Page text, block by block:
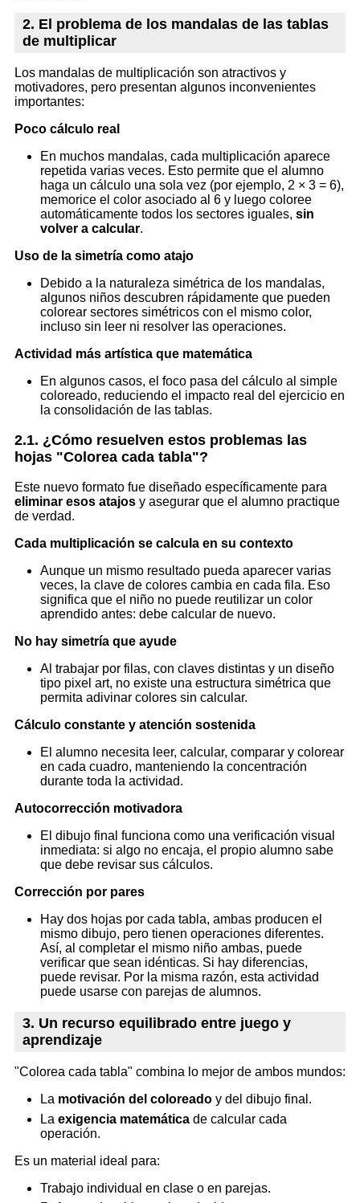
2. El problema de los mandalas de las tablas
de multiplicar
Los mandalas de multiplicación son atractivos y
motivadores, pero presentan algunos inconvenientes
importantes:
Poco cálculo real
En muchos mandalas, cada multiplicación aparece
repetida varias veces. Esto permite que el alumno
haga un cálculo una sola vez (por ejemplo, 2 × 3 = 6),
memorice el color asociado al 6 y luego coloree
automáticamente todos los sectores iguales, sin
volver a calcular.
Uso de la simetría como atajo
Debido a la naturaleza simétrica de los mandalas,
algunos niños descubren rápidamente que pueden
colorear sectores simétricos con el mismo color,
incluso sin leer ni resolver las operaciones.
Actividad más artística que matemática
En algunos casos, el foco pasa del cálculo al simple
coloreado, reduciendo el impacto real del ejercicio en
la consolidación de las tablas.
2.1. ¿Cómo resuelven estos problemas las
hojas "Colorea cada tabla"?
Este nuevo formato fue diseñado específicamente para
eliminar esos atajos y asegurar que el alumno practique
de verdad.
Cada multiplicación se calcula en su contexto
Aunque un mismo resultado pueda aparecer varias
veces, la clave de colores cambia en cada fila. Eso
significa que el niño no puede reutilizar un color
aprendido antes: debe calcular de nuevo.
No hay simetría que ayude
Al trabajar por filas, con claves distintas y un diseño
tipo pixel art, no existe una estructura simétrica que
permita adivinar colores sin calcular.
Cálculo constante y atención sostenida
El alumno necesita leer, calcular, comparar y colorear
en cada cuadro, manteniendo la concentración
durante toda la actividad.
Autocorrección motivadora
El dibujo final funciona como una verificación visual
inmediata: si algo no encaja, el propio alumno sabe
que debe revisar sus cálculos.
Corrección por pares
Hay dos hojas por cada tabla, ambas producen el
mismo dibujo, pero tienen operaciones diferentes.
Así, al completar el mismo niño ambas, puede
verificar que sean idénticas. Si hay diferencias,
puede revisar. Por la misma razón, esta actividad
puede usarse con parejas de alumnos.
3. Un recurso equilibrado entre juego y
aprendizaje
"Colorea cada tabla" combina lo mejor de ambos mundos:
La motivación del coloreado y del dibujo final.
La exigencia matemática de calcular cada
operación.
Es un material ideal para:
Trabajo individual en clase o en parejas.